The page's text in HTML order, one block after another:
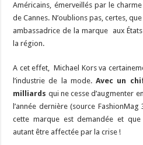
Américains, émerveillés par le
de Cannes. N’oublions pas, certes,
ambassadrice de la marque aux
la région.
A cet effet, Michael Kors va
l’industrie de la mode.Avec un
milliards qui ne cesse d’augmenter
l’année dernière (source
cette marque est demandée et
autant être affectée par la crise !